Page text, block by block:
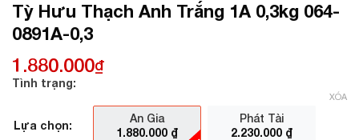
Tỳ Hưu Thạch Anh Trắng 1A 0,3kg 064-
0891A-0,3
1.880.000₫
Tình trạng:
Lựa chọn:
An Gia
1.880.000 ₫
Phát Tài
2.230.000 ₫
XÓA